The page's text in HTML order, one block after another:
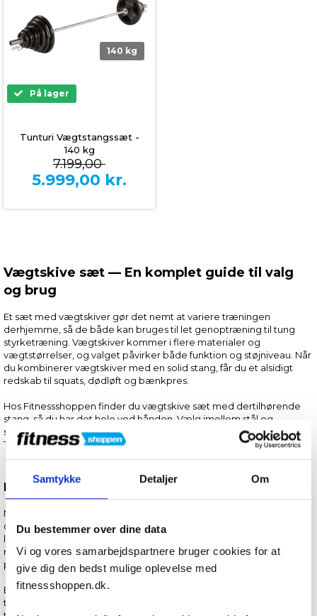
Samtykke Detaljer Om
Du bestemmer over dine data
Vi og vores samarbejdspartnere bruger cookies for at
give dig den bedst mulige oplevelse med
fitnessshoppen.dk.
140 kg
På lager
Tunturi Vægtstangssæt -
140 kg
7.199,00
5.999,00 kr.
Vægtskive sæt — En komplet guide til valg
og brug
Et sæt med vægtskiver gør det nemt at variere træningen
derhjemme, så de både kan bruges til let genoptræning til tung
styrketræning. Vægtskiver kommer i flere materialer og
vægtstørrelser, og valget påvirker både funktion og støjniveau. Når
du kombinerer vægtskiver med en solid stang, får du et alsidigt
redskab til squats, dødløft og bænkpres.
Hos Fitnessshoppen finder du vægtskive sæt med dertilhørende
stang, så du har det hele ved hånden. Vælg imellem stål og
støbejern eller kraftigt plastic fra populære mærker, som ASG og
Tunturi.
Hvorfor vælge et komplet vægtskive sæt?
Når du køber et komplet vægtskivesæt fra Fitnessshoppen.dk, får
du som regel skiver i forskellige vægtklasser, vægtstang
låsemekanismer og eventuelt ekstra udstyr, der giver endnu flere
muligheder for fleksibel træning. Alt der medfølger står beskrevet i
produktbeskrivelserne.
Et vægtskive sæt indeholder normalt flere par skiver, så du kan
tilpasse belastningen i små trin. Det betyder færre afbrydelser i